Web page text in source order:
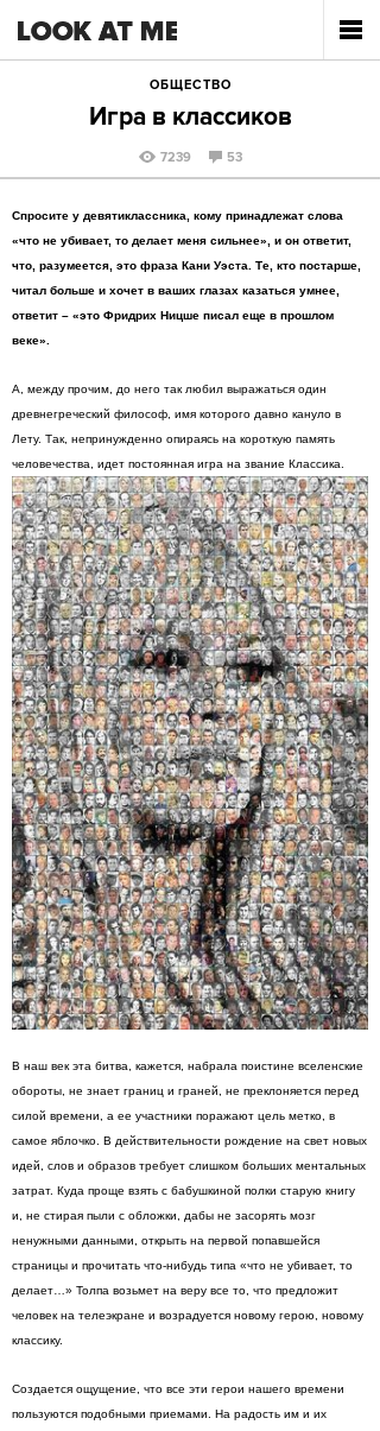
ОБЩЕСТВО
Игра в классиков
7239 53
Спросите у девятиклассника, кому принадлежат слова
«что не убивает, то делает меня сильнее», и он ответит,
что, разумеется, это фраза Кани Уэста. Те, кто постарше,
читал больше и хочет в ваших глазах казаться умнее,
ответит – «это Фридрих Ницше писал еще в прошлом
веке».
А, между прочим, до него так любил выражаться один
древнегреческий философ, имя которого давно кануло в
Лету. Так, непринужденно опираясь на короткую память
человечества, идет постоянная игра на звание Классика.
В наш век эта битва, кажется, набрала поистине вселенские
обороты, не знает границ и граней, не преклоняется перед
силой времени, а ее участники поражают цель метко, в
самое яблочко. В действительности рождение на свет новых
идей, слов и образов требует слишком больших ментальных
затрат. Куда проще взять с бабушкиной полки старую книгу
и, не стирая пыли с обложки, дабы не засорять мозг
ненужными данными, открыть на первой попавшейся
страницы и прочитать что-нибудь типа «что не убивает, то
делает…» Толпа возьмет на веру все то, что предложит
человек на телеэкране и возрадуется новому герою, новому
классику.
Создается ощущение, что все эти герои нашего времени
пользуются подобными приемами. На радость им и их